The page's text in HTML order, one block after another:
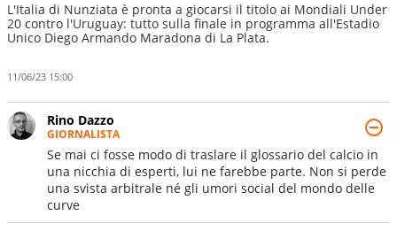
L'Italia di Nunziata è pronta a giocarsi il titolo ai Mondiali Under
20 contro l'Uruguay: tutto sulla finale in programma all'Estadio
Unico Diego Armando Maradona di La Plata.
11/06/23 15:00
Rino Dazzo
GIORNALISTA
Se mai ci fosse modo di traslare il glossario del calcio in
una nicchia di esperti, lui ne farebbe parte. Non si perde
una svista arbitrale né gli umori social del mondo delle
curve